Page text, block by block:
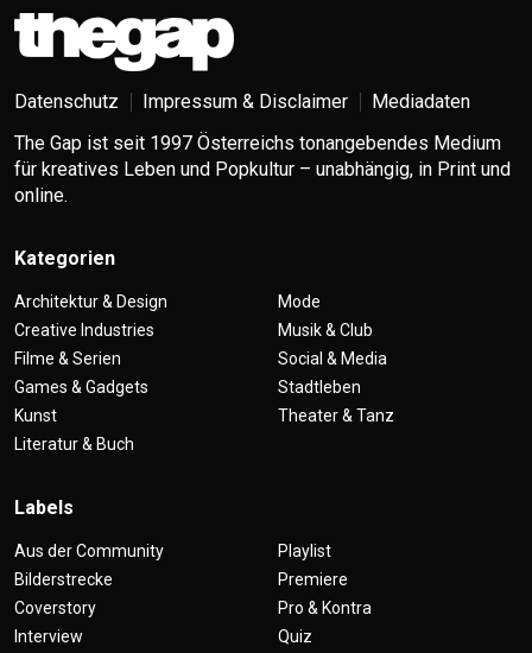
Datenschutz Impressum & Disclaimer
Mediadaten
The Gap ist seit 1997 Österreichs tonangebendes Medium
für kreatives Leben und Popkultur – unabhängig, in Print und
online.
Kategorien
Architektur & Design
Creative Industries
Filme & Serien
Games & Gadgets
Kunst
Literatur & Buch
Mode
Musik & Club
Social & Media
Stadtleben
Theater & Tanz
Labels
Aus der Community
Bilderstrecke
Coverstory
Interview
Playlist
Premiere
Pro & Kontra
Quiz